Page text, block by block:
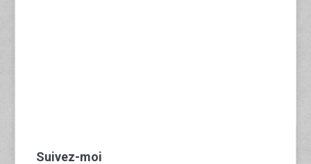
Suivez-moi